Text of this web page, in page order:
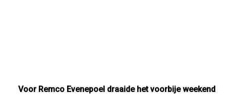
Voor Remco Evenepoel draaide het voorbije weekend